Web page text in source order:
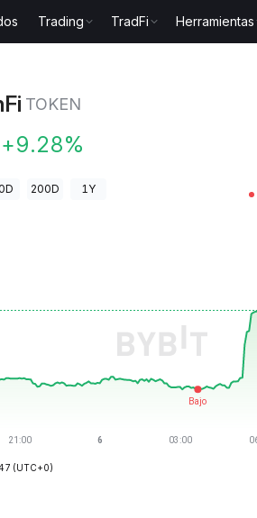
Trading TradFi Herramientas
TOKEN
+9.28%
200D 1Y
(UTC+0)